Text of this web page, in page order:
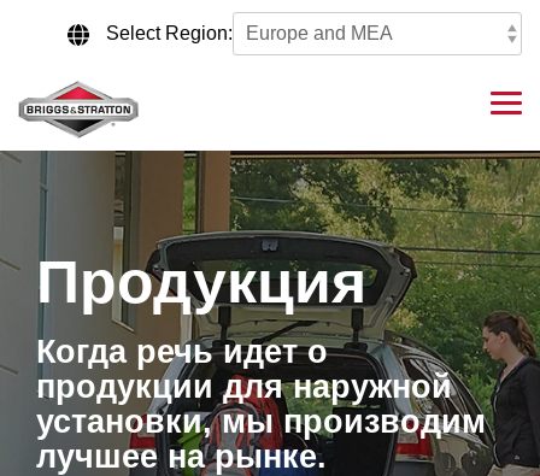
content.
Select Region:
Продукция
Когда речь идет о
продукции для наружной
установки, мы производим
лучшее на рынке.